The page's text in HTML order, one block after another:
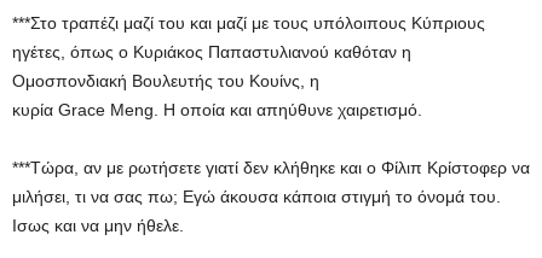
***Στο τραπέζι μαζί του και μαζί με τους υπόλοιπους Κύπριους
ηγέτες, όπως ο Κυριάκος Παπαστυλιανού καθόταν η
Ομοσπονδιακή Βουλευτής του Κουίνς, η
κυρία Grace Meng. H οποία και απηύθυνε χαιρετισμό.
***Τώρα, αν με ρωτήσετε γιατί δεν κλήθηκε και ο Φίλιπ Κρίστοφερ να
μιλήσει, τι να σας πω; Εγώ άκουσα κάποια στιγμή το όνομά του.
Ισως και να μην ήθελε.